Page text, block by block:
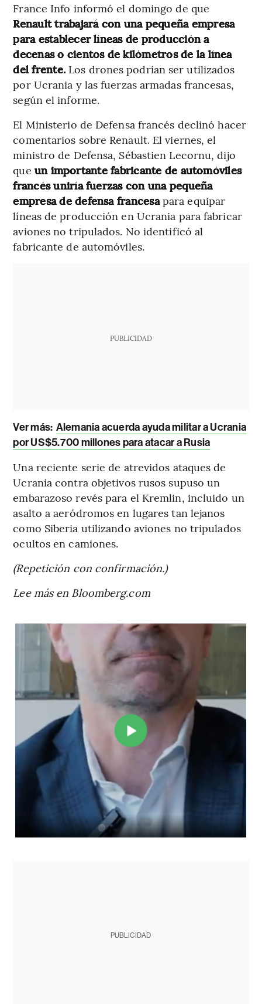
France Info informó el domingo de que
Renault trabajará con una pequeña empresa
para establecer líneas de producción a
decenas o cientos de kilómetros de la línea
del frente. Los drones podrían ser utilizados
por Ucrania y las fuerzas armadas francesas,
según el informe.
El Ministerio de Defensa francés declinó hacer
comentarios sobre Renault. El viernes, el
ministro de Defensa, Sébastien Lecornu, dijo
que un importante fabricante de automóviles
francés uniría fuerzas con una pequeña
empresa de defensa francesapara equipar
líneas de producción en Ucrania para fabricar
aviones no tripulados. No identificó al
fabricante de automóviles.
PUBLICIDAD
Ver más: Alemania acuerda ayuda militar a Ucrania
por US$5.700 millones para atacar a Rusia
Una reciente serie de atrevidos ataques de
Ucrania contra objetivos rusos supuso un
embarazoso revés para el Kremlin, incluido un
asalto a aeródromos en lugares tan lejanos
como Siberia utilizando aviones no tripulados
ocultos en camiones.
(Repetición con confirmación.)
Lee más en Bloomberg.com
PUBLICIDAD